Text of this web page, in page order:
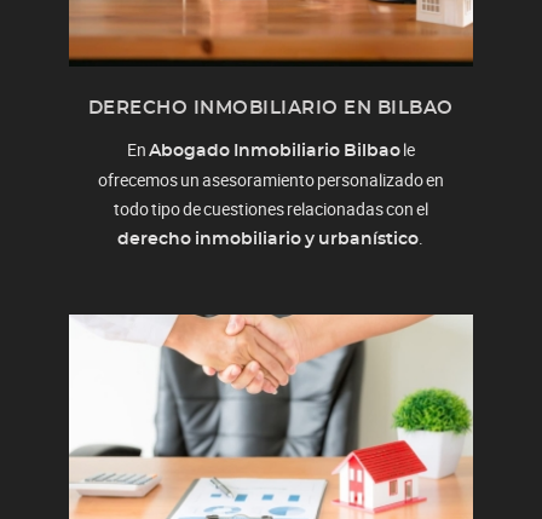
DERECHO INMOBILIARIO EN BILBAO
En Abogado Inmobiliario Bilbaole
ofrecemos un asesoramiento personalizado en
todo tipo de cuestiones relacionadas con el
derecho inmobiliario y urbanístico.